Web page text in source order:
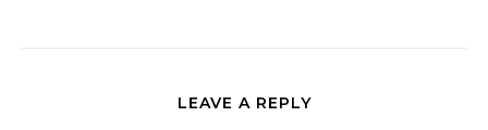
LEAVE A REPLY